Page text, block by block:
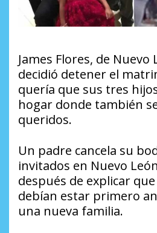
James Flores, de Nuevo
decidió detener el
quería que sus tres
hogar donde también
queridos.
Un padre cancela su
invitados en Nuevo
después de explicar
debían estar primero
una nueva familia.